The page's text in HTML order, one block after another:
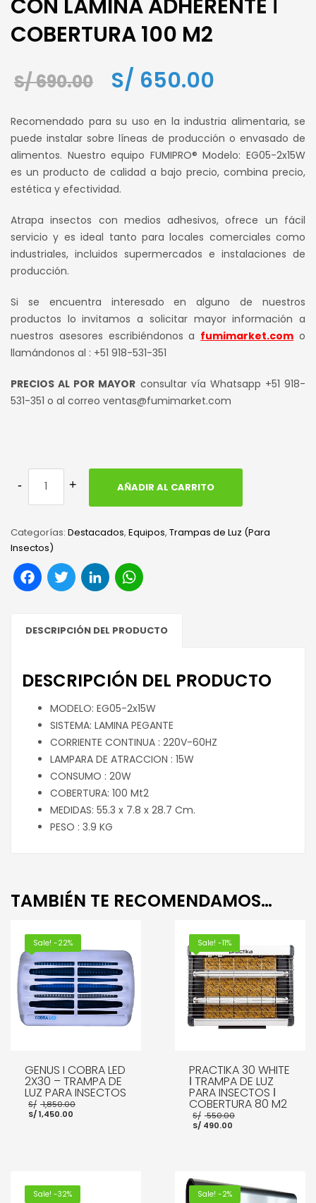
CON LAMINA ADHERENTE ǀ
COBERTURA 100 M2
S/690.00
El
original
era:
S/ 690.00.
S/ 650.00
actual
es:
Recomendado para su uso en la industria alimentaria, se
puede instalar sobre líneas de producción o envasado de
alimentos. Nuestro equipo FUMIPRO® Modelo: EG05-2x15W
es un producto de calidad a bajo precio, combina precio,
estética y efectividad.
Atrapa insectos con medios adhesivos, ofrece un fácil
servicio y es ideal tanto para locales comerciales como
industriales, incluidos supermercados e instalaciones de
producción.
Si se encuentra interesado en alguno de nuestros
productos lo invitamos a solicitar mayor información a
nuestros asesores escribiéndonos a fumimarket.com o
llamándonos al : +51 918-531-351
PRECIOS AL POR MAYOR consultar vía Whatsapp +51 918-
531-351 o al correo ventas@fumimarket.com
AÑADIR AL CARRITO
Categorías: Destacados, Equipos, Trampas de Luz (Para
Insectos)
Facebook
TwitterLinkedIn
DESCRIPCIÓN DEL PRODUCTO
DESCRIPCIÓN DEL PRODUCTO
MODELO: EG05-2x15W
SISTEMA: LAMINA PEGANTE
CORRIENTE CONTINUA : 220V-60HZ
LAMPARA DE ATRACCION : 15W
CONSUMO : 20W
COBERTURA: 100 Mt2
MEDIDAS: 55.3 x 7.8 x 28.7 Cm.
PESO : 3.9 KG
TAMBIÉN TE RECOMENDAMOS…
Sale! -22%
GENUS I COBRA LED
2X30 – TRAMPA DE
LUZ PARA INSECTOS
S/ 1,850.00
S/1,450.00
Sale! -11%
PRACTIKA 30 WHITE
ǀ TRAMPA DE LUZ
PARA INSECTOS ǀ
COBERTURA 80 M2
S/ 550.00
S/490.00
AÑADIR AL CARRITO
Sale! -32% Sale! -2%